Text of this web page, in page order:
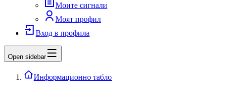
Моите сигнали
Моят профил
Вход в профила
Open sidebar
Информационно табло